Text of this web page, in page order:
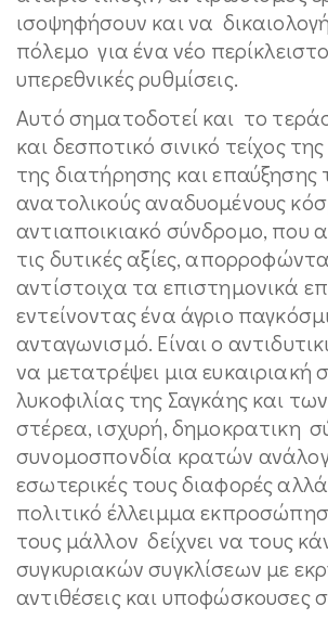
ισοψηφήσουν και να
πόλεμο για ένα νέο
υπερεθνικές ρυθμίσεις.
Αυτό σηματοδοτεί και το
και δεσποτικό σινικό τείχος
της διατήρησης και επαύξησης
ανατολικούς αναδυομένους
αντιαποικιακό σύνδρομο, που
τις δυτικές αξίες,
αντίστοιχα τα επιστημονικά
εντείνοντας ένα άγριο
ανταγωνισμό. Είναι ο
να μετατρέψει μια ευκαιριακή
λυκοφιλίας της Σαγκάης και
στέρεα, ισχυρή, δημοκρατικη
συνομοσπονδία κρατών
εσωτερικές τους διαφορές
πολιτικό έλλειμμα
τους μάλλον δείχνει να τους
συγκυριακών συγκλίσεων με
αντιθέσεις και υποφώσκουσες